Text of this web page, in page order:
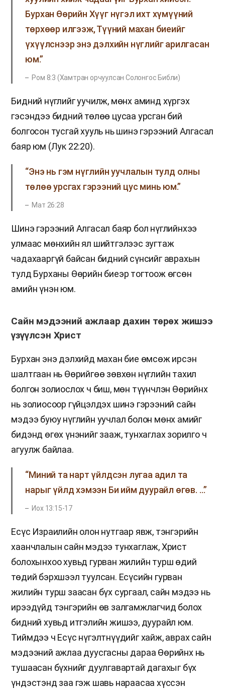
Бурхан Өөрийн Хүүг нүгэл ихт хүмүүний
төрхөөр илгээж, Түүний махан биеийг
үхүүлснээр энэ дэлхийн нүглийг арилгасан
юм.”
Ром 8:3 (Хамтран орчуулсан Солонгос Библи)
Бидний нүглийг уучилж, мөнх аминд хүргэх
гэсэндээ бидний төлөө цусаа урсган бий
болгосон тусгай хууль нь шинэ гэрээний Алгасал
баяр юм (Лук 22:20).
“Энэ нь гэм нүглийн уучлалын тулд олны
төлөө урсгах гэрээний цус минь юм.”
Мат 26:28
Шинэ гэрээний Алгасал баяр бол нүглийнхээ
улмаас мөнхийн ял шийтгэлээс зугтаж
чадахааргүй байсан бидний сүнсийг аврахын
тулд Бурханы Өөрийн биеэр тогтоож өгсөн
амийн үнэн юм.
Сайн мэдээний ажлаар дахин төрөх жишээ
үзүүлсэн Христ
Бурхан энэ дэлхийд махан бие өмсөж ирсэн
шалтгаан нь Өөрийгөө зөвхөн нүглийн тахил
болгон золиослох ч биш, мөн түүнчлэн Өөрийнх
нь золиосоор гүйцэлдэх шинэ гэрээний сайн
мэдээ буюу нүглийн уучлал болон мөнх амийг
бидэнд өгөх үнэнийг зааж, тунхаглах зорилго ч
агуулж байлаа.
“Миний та нарт үйлдсэн лугаа адил та
нарыг үйлд хэмээн Би ийм дуурайл өгөв. …”
Иох 13:15-17
Есүс Израилийн олон нутгаар явж, тэнгэрийн
хаанчлалын сайн мэдээ тунхаглаж, Христ
болохынхоо хувьд гурван жилийн турш өдий
төдий бэрхшээл туулсан. Есүсийн гурван
жилийн турш заасан бүх сургаал, сайн мэдээ нь
ирээдүйд тэнгэрийн өв залгамжлагчид болох
бидний хувьд итгэлийн жишээ, дуурайл юм.
Тиймдээ ч Есүс нүгэлтнүүдийг хайж, аврах сайн
мэдээний ажлаа дуусгасны дараа Өөрийнх нь
тушаасан бүхнийг дуулгавартай дагахыг бүх
үндэстэнд заа гэж шавь нараасаа хүссэн